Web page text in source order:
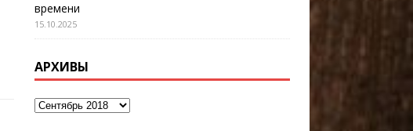
времени
15.10.2025
АРХИВЫ